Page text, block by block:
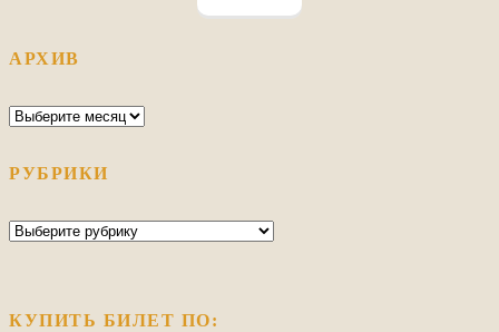
АРХИВ
Архив
РУБРИКИ
Рубрики
КУПИТЬ БИЛЕТ ПО: